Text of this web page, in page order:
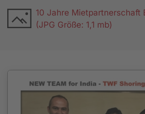
10 Jahre Mietpartnerschaft
(JPG Größe: 1,1 mb)